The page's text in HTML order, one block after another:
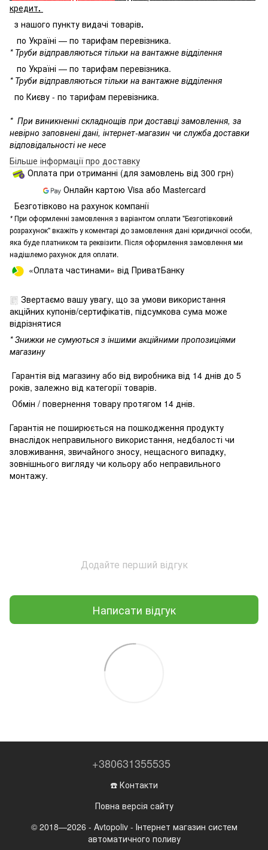
кредит.
з нашого пункту видачі товарів.
по Україні — по тарифам перевізника.
* Труби відправляються тільки на вантажне відділення
по Україні — по тарифам перевізника.
* Труби відправляються тільки на вантажне відділення
по Києву - по тарифам перевізника.
*При виникненні складнощів при доставці замовлення, за
невірно заповнені дані, інтернет-магазин чи служба доставки
відповідальності не несе
Більше інформації про доставку
Оплата при отриманні (для замовлень від 300 грн)
Онлайн картою Visa або Mastercard
Безготівково на рахунок компанії
*При оформленні замовлення з варіантом оплати "Безготівковий
розрахунок" вкажіть у коментарі до замовлення дані юридичної особи,
яка буде платником та реквізити. Після оформлення замовлення ми
надішлемо рахунок для оплати.
«Оплата частинами» від ПриватБанку
Звертаємо вашу увагу, що за умови використання
акційних купонів/сертифікатів, підсумкова сума може
відрізнятися
* Знижки не сумуються з іншими акційними пропозиціями
магазину
Гарантія від магазину або від виробника від 14 днів до 5
років, залежно від категорії товарів.
Обмін / повернення товару протягом 14 днів.
Гарантія не поширюється на пошкодження продукту
внаслідок неправильного використання, недбалості чи
зловживання, звичайного зносу, нещасного випадку,
зовнішнього вигляду чи кольору або неправильного
монтажу.
Додайте перший відгук
Написати відгук
+380631355535
☎️ Контакти
Повна версія сайту
© 2018—2026 - Avtopoliv - Інтернет магазин систем
автоматичного поливу